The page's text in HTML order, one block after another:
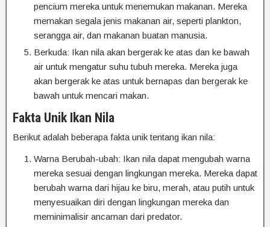
pencium mereka untuk menemukan makanan. Mereka
memakan segala jenis makanan air, seperti plankton,
serangga air, dan makanan buatan manusia.
Berkuda: Ikan nila akan bergerak ke atas dan ke bawah
air untuk mengatur suhu tubuh mereka. Mereka juga
akan bergerak ke atas untuk bernapas dan bergerak ke
bawah untuk mencari makan.
Fakta Unik Ikan Nila
Berikut adalah beberapa fakta unik tentang ikan nila:
Warna Berubah-ubah: Ikan nila dapat mengubah warna
mereka sesuai dengan lingkungan mereka. Mereka dapat
berubah warna dari hijau ke biru, merah, atau putih untuk
menyesuaikan diri dengan lingkungan mereka dan
meminimalisir ancaman dari predator.